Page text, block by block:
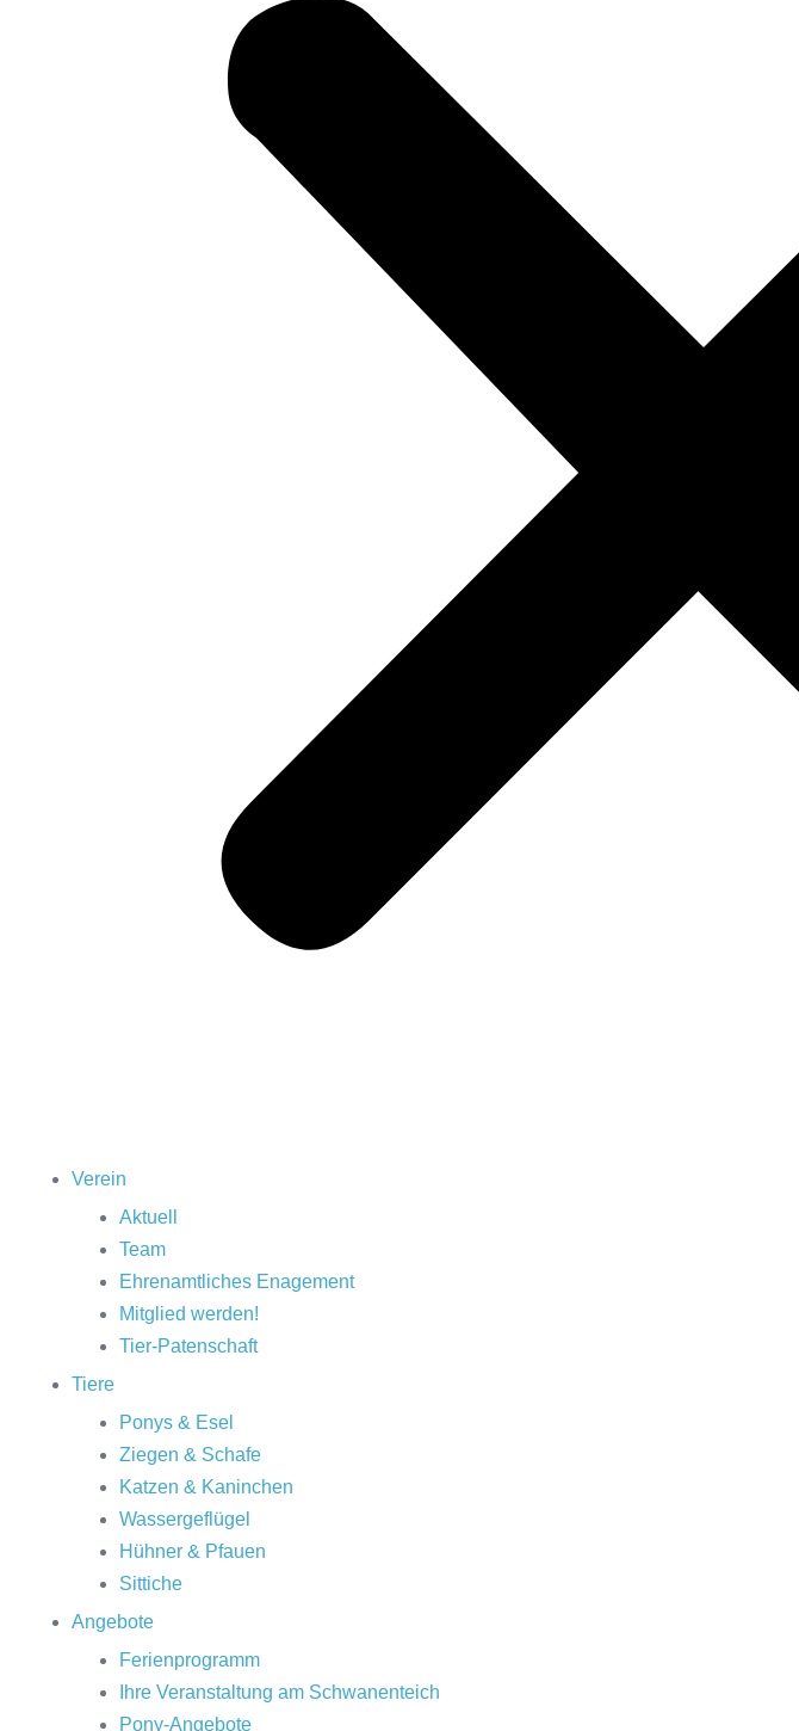
Verein
Aktuell
Team
Ehrenamtliches Enagement
Mitglied werden!
Tier-Patenschaft
Tiere
Ponys & Esel
Ziegen & Schafe
Katzen & Kaninchen
Wassergeflügel
Hühner & Pfauen
Sittiche
Angebote
Ferienprogramm
Ihre Veranstaltung am Schwanenteich
Pony-Angebote